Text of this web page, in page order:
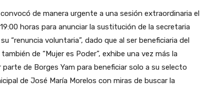
de manera urgente a una sesión extraordinaria el
horas para anunciar la sustitución de la secretaria
“renuncia voluntaria”, dado que al ser beneficiaria del
de “Mujer es Poder”, exhibe una vez más la
de Borges Yam para beneficiar solo a su selecto
de José María Morelos con miras de buscar la